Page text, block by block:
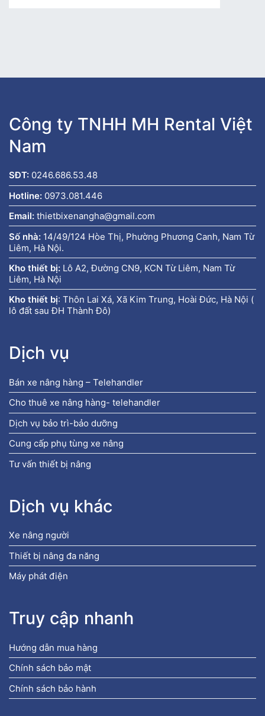
Công ty TNHH MH Rental Việt
Nam
SĐT: 0246.686.53.48
Hotline: 0973.081.446
Email: thietbixenangha@gmail.com
Số nhà: 14/49/124 Hòe Thị, Phường Phương Canh, Nam Từ
Liêm, Hà Nội.
Kho thiết bị: Lô A2, Đường CN9, KCN Từ Liêm, Nam Từ
Liêm, Hà Nội
Kho thiết bị: Thôn Lai Xá, Xã Kim Trung, Hoài Đức, Hà Nội (
lô đất sau ĐH Thành Đô)
Dịch vụ
Bán xe nâng hàng – Telehandler
Cho thuê xe nâng hàng- telehandler
Dịch vụ bảo trì-bảo dưỡng
Cung cấp phụ tùng xe nâng
Tư vấn thiết bị nâng
Dịch vụ khác
Xe nâng người
Thiết bị nâng đa năng
Máy phát điện
Truy cập nhanh
Hướng dẫn mua hàng
Chính sách bảo mật
Chính sách bảo hành